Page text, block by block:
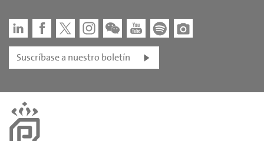
Suscríbase a nuestro boletín